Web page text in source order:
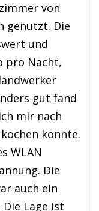
von
genutzt. Die
und
pro Nacht,
gut fand
mir nach
konnte.
WLAN
Die
auch ein
Lage ist